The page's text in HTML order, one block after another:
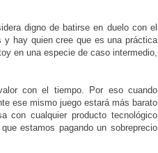
digno de batirse en duelo con el
hay quien cree que es una práctica
en una especie de caso intermedio,
con el tiempo. Por eso cuando
ese mismo juego estará más barato
con cualquier producto tecnológico
estamos pagando un sobreprecio